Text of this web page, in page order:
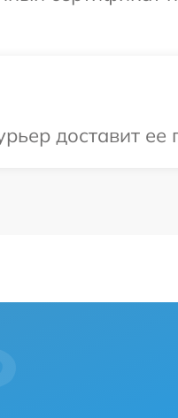
доставит ее